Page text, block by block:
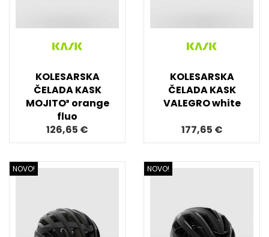
KOLESARSKA
ČELADA KASK
MOJITO³ orange
fluo
126,65 €
KOLESARSKA
ČELADA KASK
VALEGRO white
177,65 €
NOVO! NOVO!